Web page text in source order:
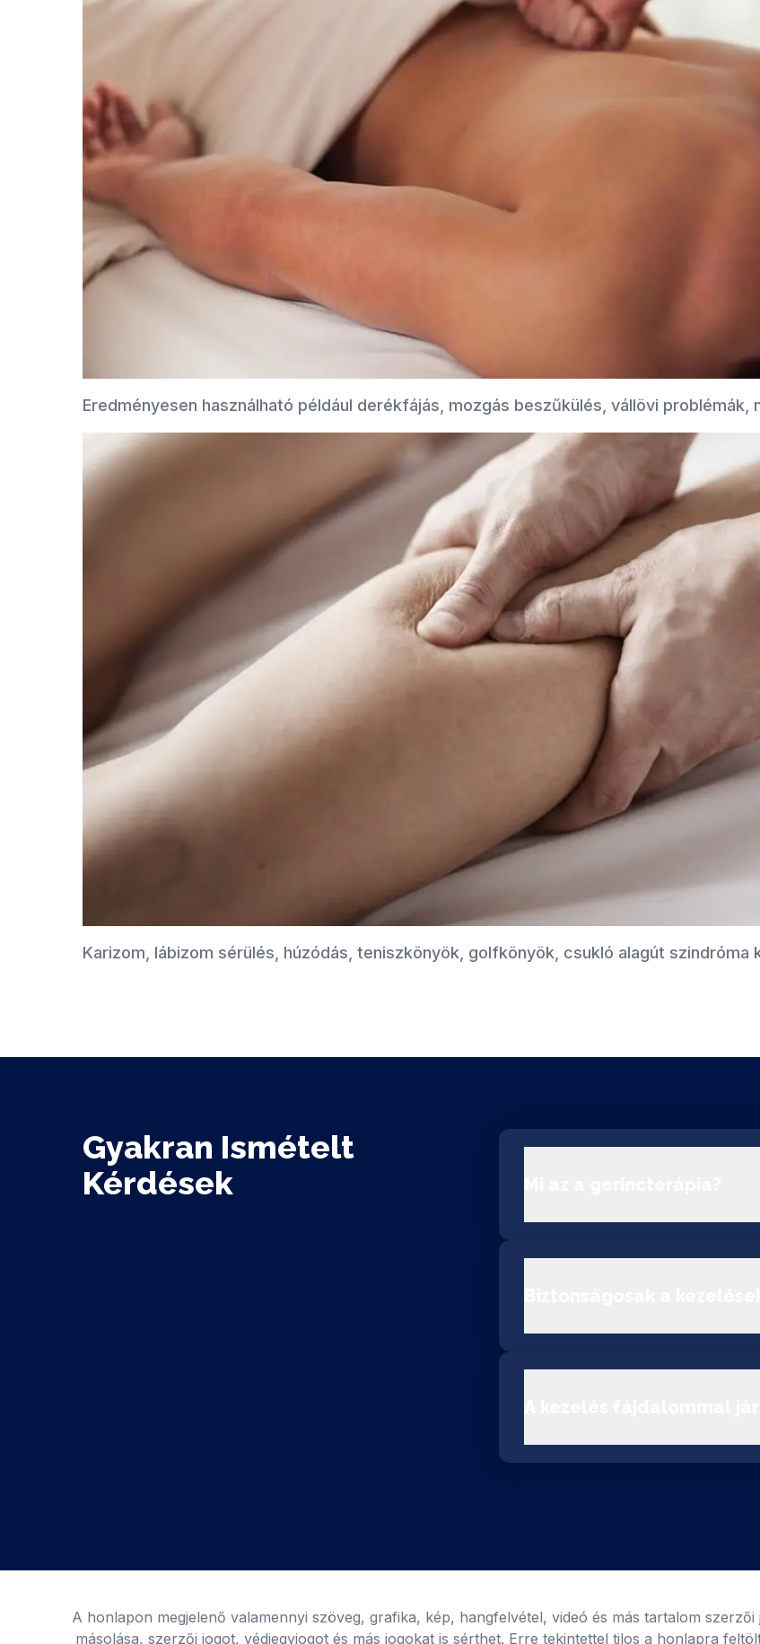
Eredményesen használható például derékfájás, mozgás beszűkülés, vállövi problémák,
Karizom, lábizom sérülés, húzódás, teniszkönyök, golfkönyök, csukló alagút szindróma
Gyakran Ismételt
Kérdések
A honlapon megjelenő valamennyi szöveg, grafika, kép, hangfelvétel, videó és más tartalom
másolása, szerzői jogot, védjegyjogot és más jogokat is sérthet. Erre tekintettel tilos a honlapra